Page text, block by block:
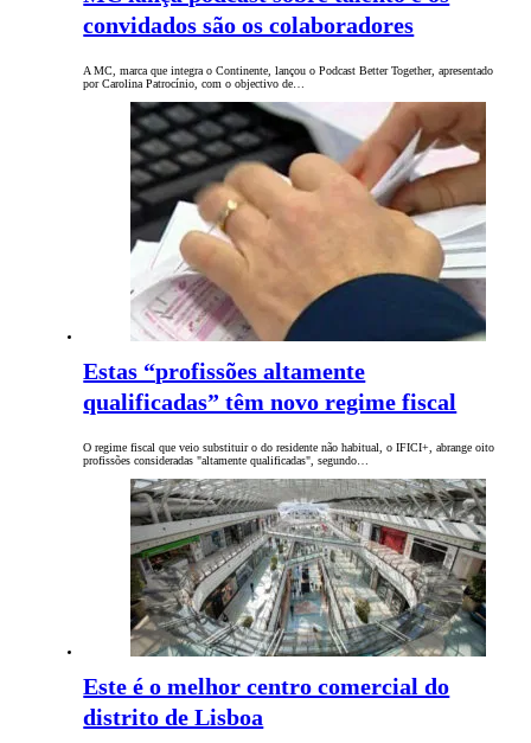
convidados são os colaboradores
A MC, marca que integra o Continente, lançou o Podcast Better Together, apresentado
por Carolina Patrocínio, com o objectivo de…
Estas “profissões altamente
qualificadas” têm novo regime fiscal
O regime fiscal que veio substituir o do residente não habitual, o IFICI+, abrange oito
profissões consideradas "altamente qualificadas", segundo…
Este é o melhor centro comercial do
distrito de Lisboa